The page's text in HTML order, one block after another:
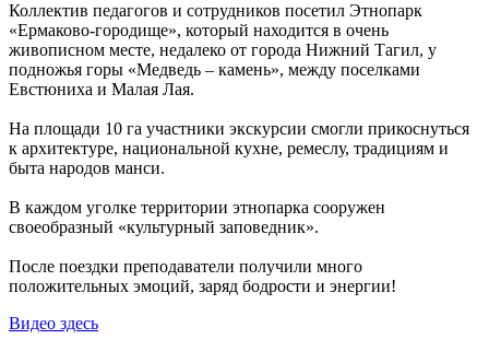
Коллектив педагогов и сотрудников посетил Этнопарк
«Ермаково-городище», который находится в очень
живописном месте, недалеко от города Нижний Тагил, у
подножья горы «Медведь – камень», между поселками
Евстюниха и Малая Лая.
На площади 10 га участники экскурсии смогли прикоснуться
к архитектуре, национальной кухне, ремеслу, традициям и
быта народов манси.
В каждом уголке территории этнопарка сооружен
своеобразный «культурный заповедник».
После поездки преподаватели получили много
положительных эмоций, заряд бодрости и энергии!
Видео здесь